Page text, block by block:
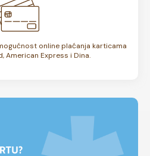
online plaćanja karticama
American Express i Dina.